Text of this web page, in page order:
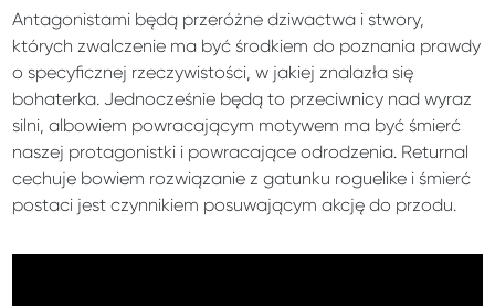
Antagonistami będą przeróżne dziwactwa i stwory,
których zwalczenie ma być środkiem do poznania prawdy
o specyficznej rzeczywistości, w jakiej znalazła się
bohaterka. Jednocześnie będą to przeciwnicy nad wyraz
silni, albowiem powracającym motywem ma być śmierć
naszej protagonistki i powracające odrodzenia. Returnal
cechuje bowiem rozwiązanie z gatunku roguelike i śmierć
postaci jest czynnikiem posuwającym akcję do przodu.